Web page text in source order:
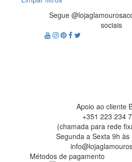
Segue
sociais
Apoio ao cliente
+351 223 234
(chamada para rede
Segunda a Sexta 9h às
Métodos de pagamento